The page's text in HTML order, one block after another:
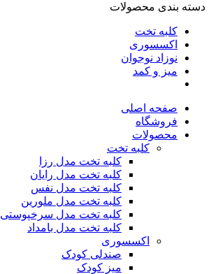
دسته بندی محصولات
کلبه تخت
اکسسوری
نوزاد نوجوان
میز و کمد
صفحه اصلی
فروشگاه
محصولات
کلبه تخت
کلبه تخت مدل رزا
کلبه تخت مدل رایان
کلبه تخت مدل نفس
کلبه تخت مدل ملورین
کلبه تخت مدل سرخپوستی
کلبه تخت مدل بامداد
اکسسوری
صندلی کودک
میز کودک